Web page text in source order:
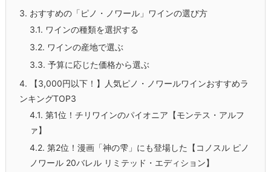
3. おすすめの「ピノ・ノワール」ワインの選び方
3.1. ワインの種類を選択する
3.2. ワインの産地で選ぶ
3.3. 予算に応じた価格から選ぶ
4. 【3,000円以下！】人気ピノ・ノワールワインおすすめラ
ンキングTOP3
4.1. 第1位！チリワインのパイオニア【モンテス・アルフ
ァ】
4.2. 第2位！漫画「神の雫」にも登場した【コノスル ピノ
ノワール 20バレル リミテッド・エディション】